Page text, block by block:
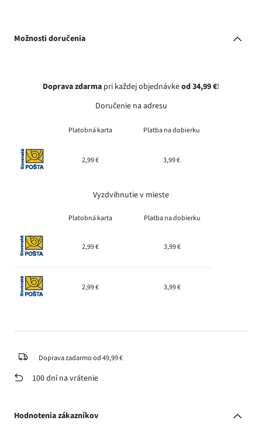
Možnosti doručenia
Doprava zdarma pri každej objednávkeod 34,99 €!
Doručenie na adresu
Platobná karta Platba na dobierku
2,99 € 3,99 €
Vyzdvihnutie v mieste
Platobná karta Platba na dobierku
2,99 € 3,99 €
2,99 € 3,99 €
Doprava zadarmo od 49,99 €
100 dní na vrátenie
Hodnotenia zákazníkov